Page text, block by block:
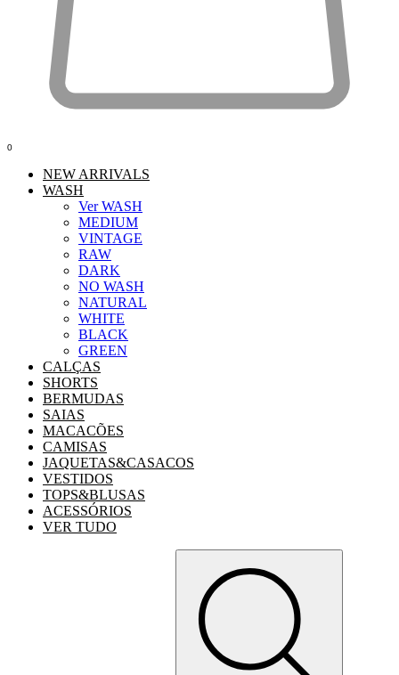
0
NEW ARRIVALS
WASH
Ver WASH
MEDIUM
VINTAGE
RAW
DARK
NO WASH
NATURAL
WHITE
BLACK
GREEN
CALÇAS
SHORTS
BERMUDAS
SAIAS
MACACÕES
CAMISAS
JAQUETAS&CASACOS
VESTIDOS
TOPS&BLUSAS
ACESSÓRIOS
VER TUDO